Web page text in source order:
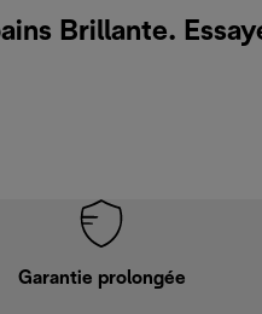
Brillante.
Garantie prolongée